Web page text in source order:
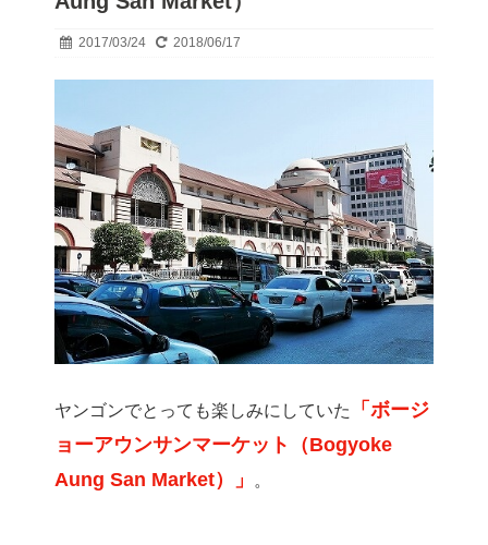
2017/03/24 2018/06/17
ヤンゴンでとっても楽しみにしていた
「ボージ
ョーアウンサンマーケット（Bogyoke
Aung San Market）」
。